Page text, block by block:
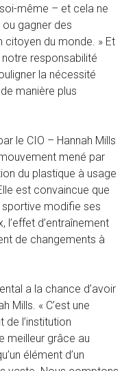
même – et cela ne
gagner des
citoyen du monde. » Et
notre responsabilité
la nécessité
manière plus
le CIO – Hannah Mills
mené par
du plastique à usage
est convaincue que
sportive modifie ses
l’effet d’entraînement
de changements à
a la chance d’avoir
Mills. « C’est une
de l’institution
meilleur grâce au
élément d’un